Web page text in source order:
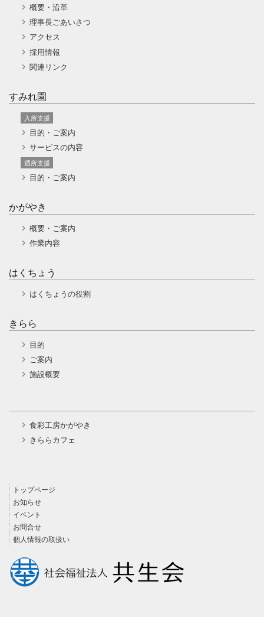
概要・沿革
理事長ごあいさつ
アクセス
採用情報
関連リンク
すみれ園
入所支援
目的・ご案内
サービスの内容
通所支援
目的・ご案内
かがやき
概要・ご案内
作業内容
はくちょう
はくちょうの役割
きらら
目的
ご案内
施設概要
食彩工房かがやき
きららカフェ
トップページ
お知らせ
イベント
お問合せ
個人情報の取扱い